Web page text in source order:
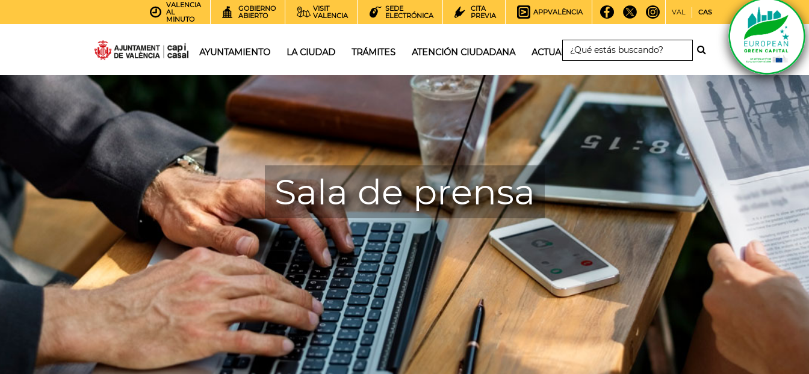
VALENCIA
AL
MINUTO
GOBIERNO
ABIERTO
VISIT
VALENCIA
SEDE
ELECTRÓNICA
CITA
PREVIA
APPVALÈNCIA VAL CAS
AYUNTAMIENTO LA CIUDAD TRÁMITES ATENCIÓN CIUDADANA ACTUALIDAD
Sala de prensa